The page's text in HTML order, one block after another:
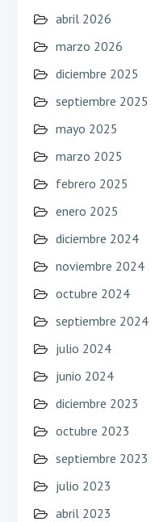
abril 2026
marzo 2026
diciembre 2025
septiembre 2025
mayo 2025
marzo 2025
febrero 2025
enero 2025
diciembre 2024
noviembre 2024
octubre 2024
septiembre 2024
julio 2024
junio 2024
diciembre 2023
octubre 2023
septiembre 2023
julio 2023
abril 2023